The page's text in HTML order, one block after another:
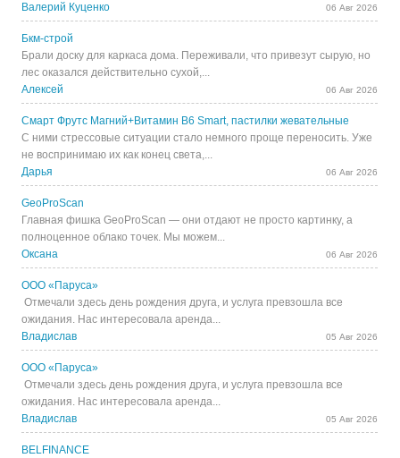
Валерий Куценко
06 Авг 2026
Бкм-строй
Брали доску для каркаса дома. Переживали, что привезут сырую, но
лес оказался действительно сухой,...
Алексей
06 Авг 2026
Смарт Фрутс Магний+Витамин В6 Smart, пастилки жевательные
С ними стрессовые ситуации стало немного проще переносить. Уже
не воспринимаю их как конец света,...
Дарья
06 Авг 2026
GeoProScan
Главная фишка GeoProScan — они отдают не просто картинку, а
полноценное облако точек. Мы можем...
Оксана
06 Авг 2026
ООО «Паруса»
Отмечали здесь день рождения друга, и услуга превзошла все
ожидания. Нас интересовала аренда...
Владислав
05 Авг 2026
ООО «Паруса»
Отмечали здесь день рождения друга, и услуга превзошла все
ожидания. Нас интересовала аренда...
Владислав
05 Авг 2026
BELFINANCE